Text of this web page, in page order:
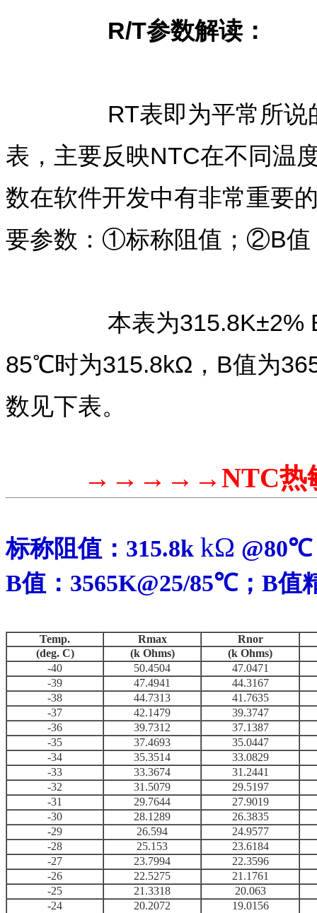
R/T参数解读：
RT表即为平常所说
表，主要反映NTC在不同温
数在软件开发中有非常重要
要参数：①标称阻值；②B
本表为315.8K±2%
85℃时为315.8kΩ，B值为
数见下表。
→→→→→NTC热
标称阻值： 315.8k kΩ @80℃
B值： 3565K@25/85℃； B值
Temp. Rmax
Rnor
(deg. C)
(k Ohms)
(k Ohms)
-40
50.4504
47.0471
-39
47.4941
44.3167
-38
44.7313
41.7635
-37
42.1479
39.3747
-36
39.7312
37.1387
-35
37.4693
35.0447
-34
35.3514
33.0829
-33
33.3674
31.2441
-32
31.5079
29.5197
-31
29.7644
27.9019
-30
28.1289
26.3835
-29
26.594
24.9577
-28
25.153
23.6184
-27
23.7994
22.3596
-26
22.5275
21.1761
-25
21.3318
20.063
-24
20.2072
19.0156